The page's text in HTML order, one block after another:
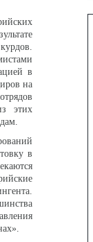
в
на
этих
в